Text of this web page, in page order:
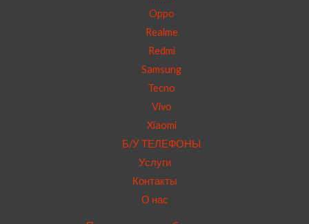
Oppo
Realme
Redmi
Samsung
Tecno
Vivo
Xiaomi
Б/У ТЕЛЕФОНЫ
Услуги
Контакты
О нас